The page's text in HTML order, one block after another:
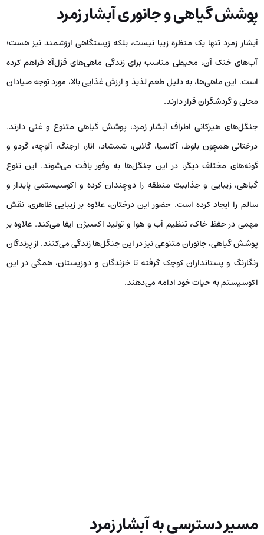
پوشش گیاهی و جانوری آبشار زمرد
آبشار زمرد تنها یک منظره‌ زیبا نیست، بلکه زیستگاهی ارزشمند نیز هست؛
آب‌های خنک آن، محیطی مناسب برای زندگی ماهی‌های قزل‌آلا فراهم کرده
است. این ماهی‌ها، به دلیل طعم لذیذ و ارزش غذایی بالا، مورد توجه صیادان
محلی و گردشگران قرار دارند.
جنگل‌های هیرکانی اطراف آبشار زمرد، پوشش گیاهی متنوع و غنی‌ دارند.
درختانی همچون بلوط، آکاسیا، گلابی، شمشاد، انار، ارجنگ، آلوچه، گردو و
گونه‌های مختلف دیگر، در این جنگل‌ها به وفور یافت می‌شوند. این تنوع
گیاهی، زیبایی و جذابیت منطقه را دوچندان کرده و اکوسیستمی پایدار و
سالم را ایجاد کرده است. حضور این درختان، علاوه بر زیبایی ظاهری، نقش
مهمی در حفظ خاک، تنظیم آب و هوا و تولید اکسیژن ایفا می‌کند. علاوه بر
پوشش گیاهی، جانوران متنوعی نیز در این جنگل‌ها زندگی می‌کنند. از پرندگان
رنگارنگ و پستانداران کوچک گرفته تا خزندگان و دوزیستان، همگی در این
اکوسیستم به حیات خود ادامه می‌دهند.
مسیر دسترسی به آبشار زمرد